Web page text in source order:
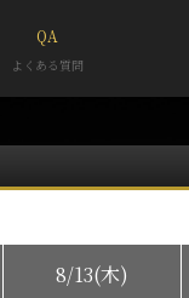
QA
よくある質問
8/13(木)